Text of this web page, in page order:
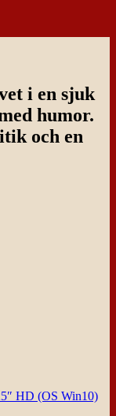
i en sjuk
humor.
och en
HD (OS Win10)